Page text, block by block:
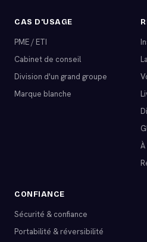
CAS D'USAGE
PME / ETI
Cabinet de conseil
Division d'un grand groupe
Marque blanche
CONFIANCE
Sécurité & confiance
Portabilité & réversibilité